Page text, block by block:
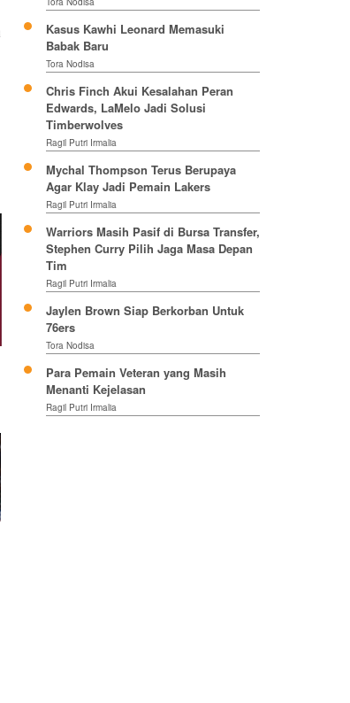
Kasus Kawhi Leonard Memasuki
Babak Baru
Tora Nodisa
Chris Finch Akui Kesalahan Peran
Edwards, LaMelo Jadi Solusi
Timberwolves
Ragil Putri Irmalia
Mychal Thompson Terus Berupaya
Agar Klay Jadi Pemain Lakers
Ragil Putri Irmalia
Warriors Masih Pasif di Bursa Transfer,
Stephen Curry Pilih Jaga Masa Depan
Tim
Ragil Putri Irmalia
Jaylen Brown Siap Berkorban Untuk
76ers
Tora Nodisa
Para Pemain Veteran yang Masih
Menanti Kejelasan
Ragil Putri Irmalia